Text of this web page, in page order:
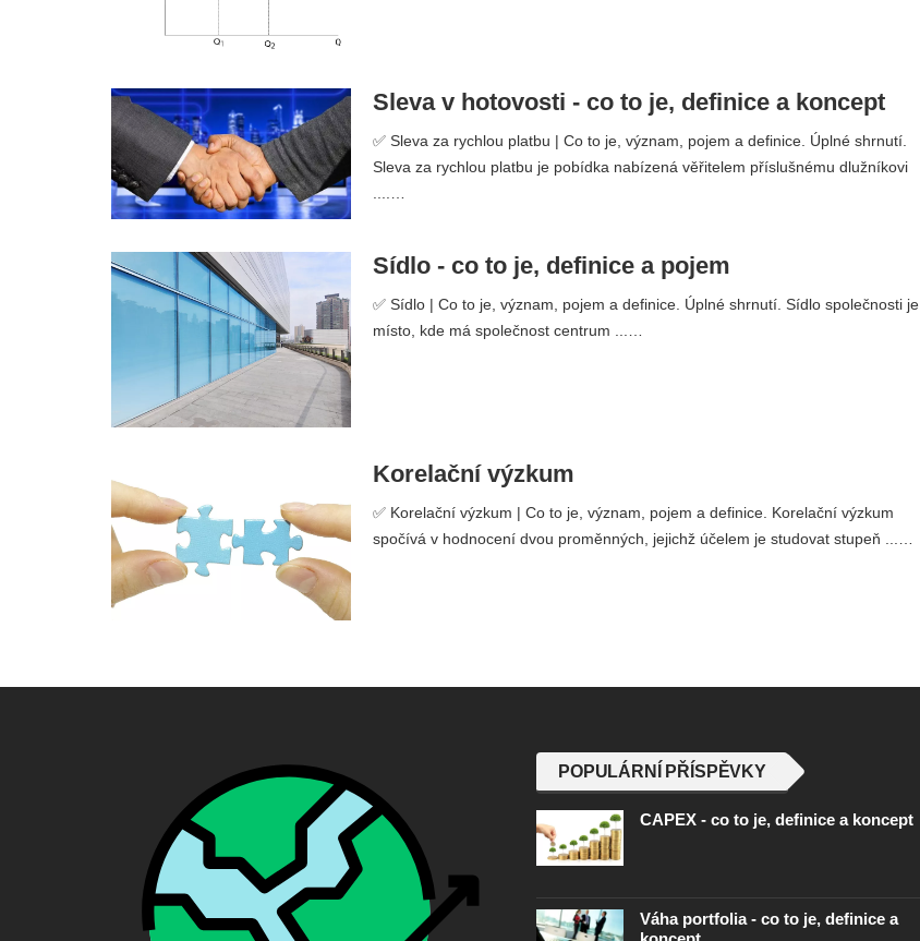
Sleva v hotovosti - co to je, definice a koncept
✅ Sleva za rychlou platbu | Co to je, význam, pojem a definice. Úplné shrnutí.
Sleva za rychlou platbu je pobídka nabízená věřitelem příslušnému dlužníkovi
Sídlo - co to je, definice a pojem
✅ Sídlo | Co to je, význam, pojem a definice. Úplné shrnutí. Sídlo společnosti je
místo, kde má společnost centrum ...…
Korelační výzkum
✅ Korelační výzkum | Co to je, význam, pojem a definice. Korelační výzkum
spočívá v hodnocení dvou proměnných, jejichž účelem je studovat stupeň ...…
POPULÁRNÍ PŘÍSPĚVKY
CAPEX - co to je, definice a koncept
Váha portfolia - co to je, definice a